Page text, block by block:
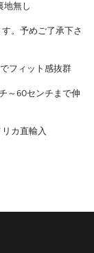
地無し
。予めご了承下さ
フィット感抜群
～60センチまで伸
カ直輸入